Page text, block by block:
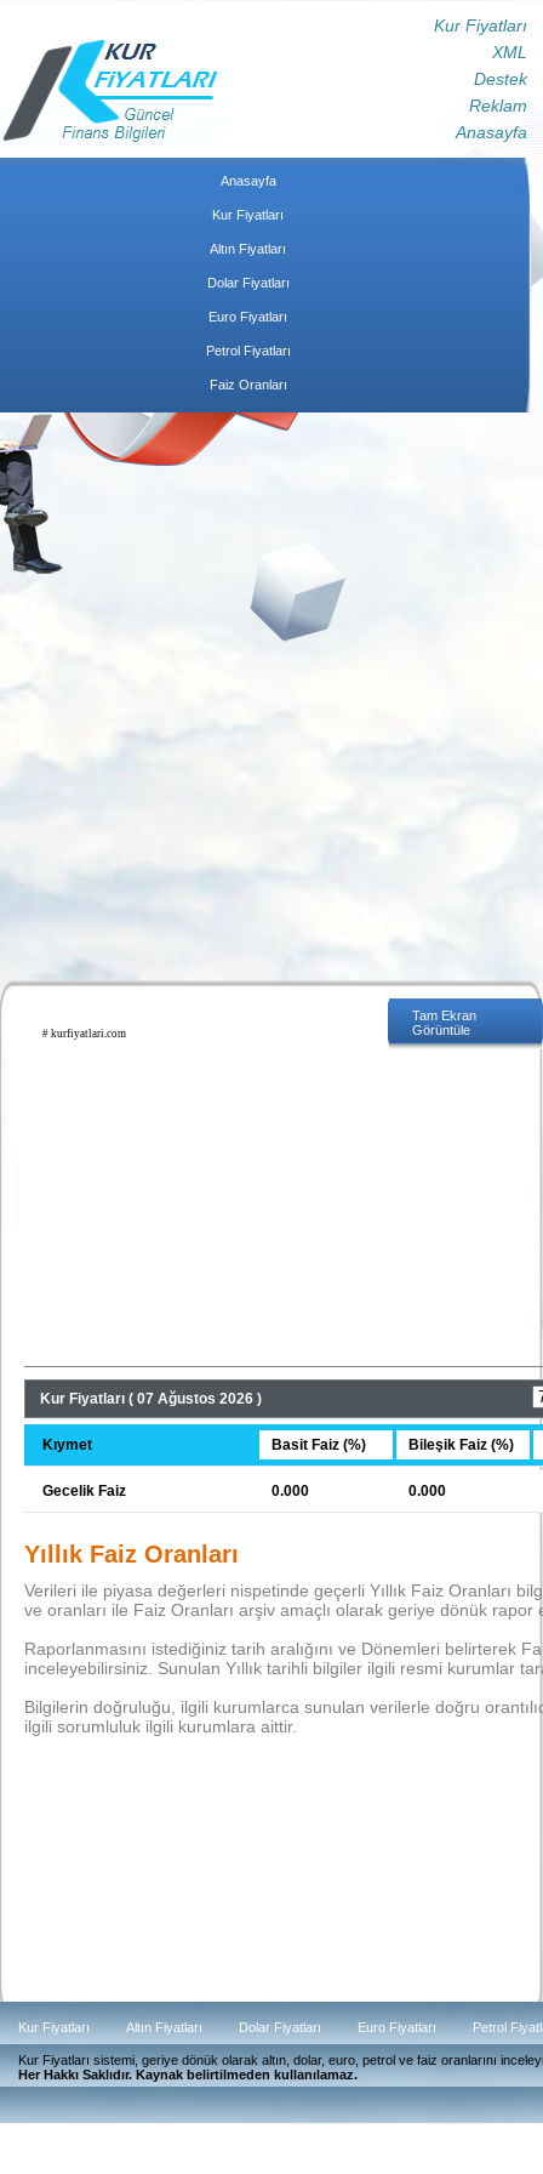
Kur Fiyatları
XML
Destek
Reklam
Anasayfa
Anasayfa
Kur Fiyatları
Altın Fiyatları
Dolar Fiyatları
Euro Fiyatları
Petrol Fiyatları
Faiz Oranları
Tam Ekran
Görüntüle
Kur Fiyatları ( 07 Ağustos 2026 )
Kıymet Basit Faiz (%) Bileşik Faiz (%)
Gecelik Faiz 0.000 0.000
Yıllık Faiz Oranları
Verileri ile piyasa değerleri nispetinde geçerli Yıllık Faiz Oranları
ve oranları ile Faiz Oranları arşiv amaçlı olarak geriye dönük rapor
Raporlanmasını istediğiniz tarih aralığını ve Dönemleri belirterek
inceleyebilirsiniz. Sunulan Yıllık tarihli bilgiler ilgili resmi kurumlar
Bilgilerin doğruluğu, ilgili kurumlarca sunulan verilerle doğru
ilgili sorumluluk ilgili kurumlara aittir.
Güncel
Kur Fiyatları Altın Fiyatları Dolar Fiyatları Euro Fiyatları Petrol
Kur Fiyatları sistemi, geriye dönük olarak altın, dolar, euro, petrol ve faiz oranlarını
Her Hakkı Saklıdır. Kaynak belirtilmeden kullanılamaz.